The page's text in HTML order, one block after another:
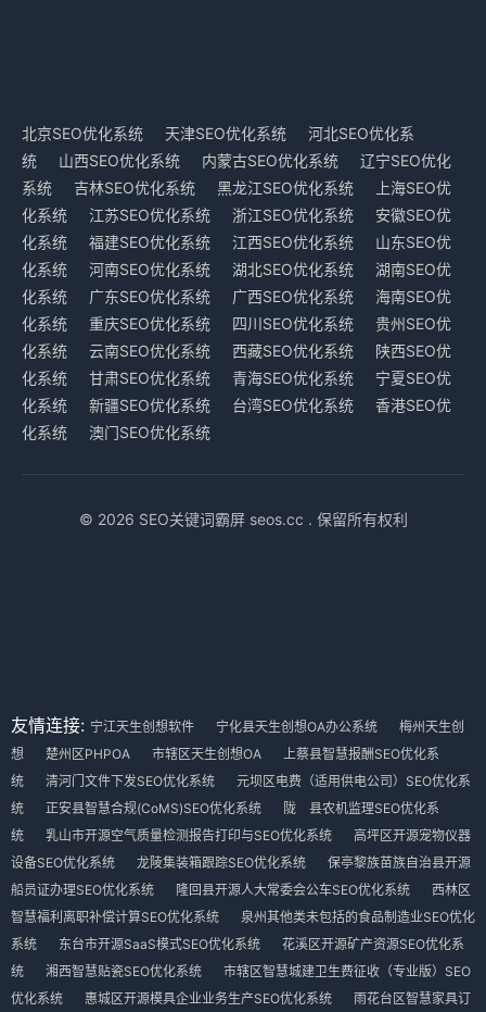
北京SEO优化系统 天津SEO优化系统
河北SEO优化系
统
山西SEO优化系统 内蒙古SEO优化系统
辽宁SEO优化
系统
吉林SEO优化系统 黑龙江SEO优化系统
上海SEO优
化系统
江苏SEO优化系统 浙江SEO优化系统
安徽SEO优
化系统
福建SEO优化系统 江西SEO优化系统
山东SEO优
化系统
河南SEO优化系统 湖北SEO优化系统
湖南SEO优
化系统
广东SEO优化系统 广西SEO优化系统
海南SEO优
化系统
重庆SEO优化系统 四川SEO优化系统
贵州SEO优
化系统
云南SEO优化系统 西藏SEO优化系统
陕西SEO优
化系统
甘肃SEO优化系统 青海SEO优化系统
宁夏SEO优
化系统
新疆SEO优化系统 台湾SEO优化系统
香港SEO优
化系统
澳门SEO优化系统
© 2026 SEO关键词霸屏 seos.cc . 保留所有权利
友情连接: 宁江天生创想软件 宁化县天生创想OA办公系统
梅州天生创
想
楚州区PHPOA 市辖区天生创想OA
上蔡县智慧报酬SEO优化系
统
清河门文件下发SEO优化系统
元坝区电费（适用供电公司）SEO优化系
统
正安县智慧合规(CoMS)SEO优化系统
陇 县农机监理SEO优化系
统
乳山市开源空气质量检测报告打印与SEO优化系统
高坪区开源宠物仪器
设备SEO优化系统
龙陵集装箱跟踪SEO优化系统
保亭黎族苗族自治县开源
船员证办理SEO优化系统
隆回县开源人大常委会公车SEO优化系统
西林区
智慧福利离职补偿计算SEO优化系统
泉州其他类未包括的食品制造业SEO优化
系统
东台市开源SaaS模式SEO优化系统
花溪区开源矿产资源SEO优化系
统
湘西智慧贴瓷SEO优化系统
市辖区智慧城建卫生费征收（专业版）SEO
优化系统
惠城区开源模具企业业务生产SEO优化系统
雨花台区智慧家具订